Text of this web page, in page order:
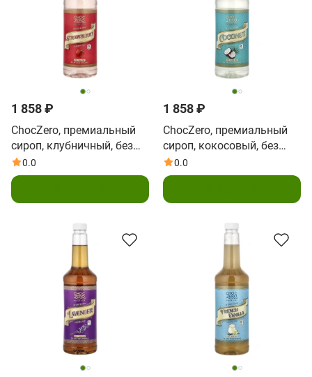
1 858 ₽
ChocZero, премиальный
сироп, клубничный, без
сахара, 750 мл (25,4 жидк.
унции)
0.0
1 858 ₽
ChocZero, премиальный
сироп, кокосовый, без
сахара, 750 мл (25,4 жидк.
унции)
0.0